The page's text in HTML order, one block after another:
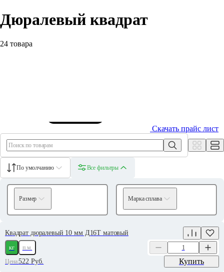
Дюралевый квадрат
24 товара
Скачать прайс лист
По умолчанию Все фильтры
Размер Марка сплава
Квадрат дюралевый 10 мм Д16Т матовый
кг
п.м.
Цена:522 Руб. Купить